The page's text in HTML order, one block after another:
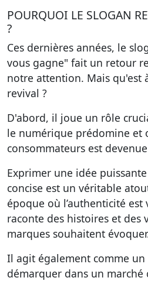
POURQUOI LE SLOGAN
?
Ces dernières années, le
vous gagne" fait un retour
notre attention. Mais qu'est
revival ?
D'abord, il joue un rôle
le numérique prédomine et
consommateurs est
Exprimer une idée
concise est un véritable
époque où l’authenticité
raconte des histoires et des
marques souhaitent
Il agit également comme un
démarquer dans un marché